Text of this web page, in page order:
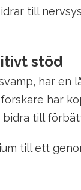
till
stöd
har en
har
till
till ett